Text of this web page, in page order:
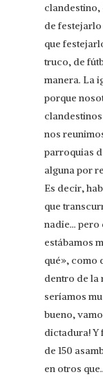
de
que
truco, de
manera. La
porque
nos
parroquias
alguna por
Es decir,
que
nadie… pero
estábamos
qué», como
dentro de la
seríamos
bueno,
dictadura! Y
de 150
en otros